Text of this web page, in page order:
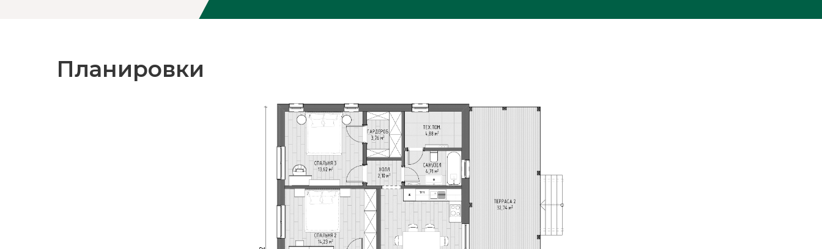
Планировки